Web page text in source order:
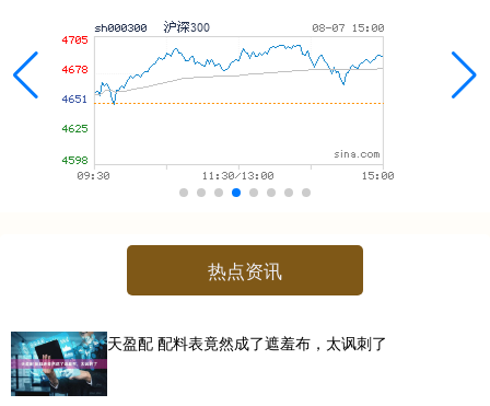
热点资讯
天盈配 配料表竟然成了遮羞布，太讽刺了